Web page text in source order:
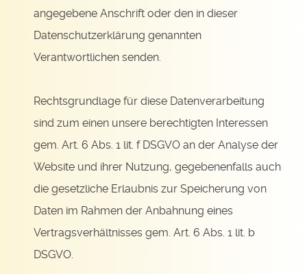
angegebene Anschrift oder den in dieser
Datenschutzerklärung genannten
Verantwortlichen senden.
Rechtsgrundlage für diese Datenverarbeitung
sind zum einen unsere berechtigten Interessen
gem. Art. 6 Abs. 1 lit. f DSGVO an der Analyse der
Website und ihrer Nutzung, gegebenenfalls auch
die gesetzliche Erlaubnis zur Speicherung von
Daten im Rahmen der Anbahnung eines
Vertragsverhältnisses gem. Art. 6 Abs. 1 lit. b
DSGVO.